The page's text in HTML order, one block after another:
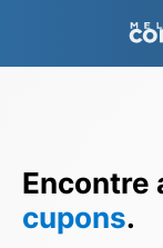
Encontre
cupons.